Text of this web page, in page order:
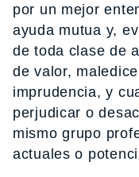
por un mejor
ayuda mutua y,
de toda clase de
de valor,
imprudencia, y
perjudicar o
mismo grupo
actuales o